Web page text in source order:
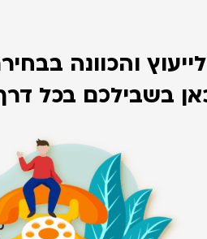
והכוונה
בשבילכם בכל